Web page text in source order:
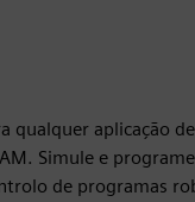
qualquer aplicação
Simule e
de programas